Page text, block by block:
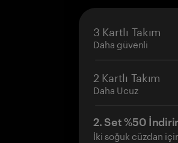
3 Kartlı Takım
Daha güvenli
2 Kartlı Takım
Daha Ucuz
2. Set %50
İki soğuk cüzdan